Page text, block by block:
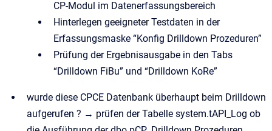
CP-Modul im Datenerfassungsbereich
Hinterlegen geeigneter Testdaten in der
Erfassungsmaske “Konfig Drilldown Prozeduren”
Prüfung der Ergebnisausgabe in den Tabs
“Drilldown FiBu” und “Drilldown KoRe”
wurde diese CPCE Datenbank überhaupt beim Drilldown
aufgerufen ? → prüfen der Tabelle system.tAPI_Log ob